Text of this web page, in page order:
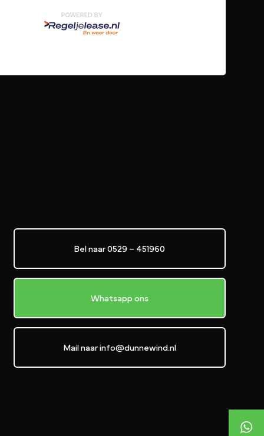
Bel naar 0529 – 451960
Whatsapp ons
Mail naar info@dunnewind.nl